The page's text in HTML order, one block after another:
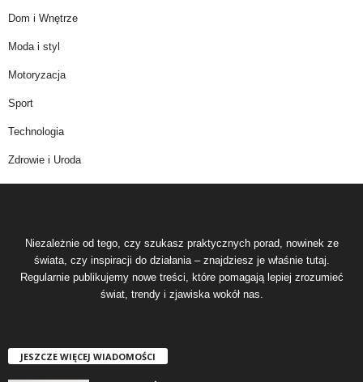
Dom i Wnętrze
Moda i styl
Motoryzacja
Sport
Technologia
Zdrowie i Uroda
Niezależnie od tego, czy szukasz praktycznych porad, nowinek ze
świata, czy inspiracji do działania – znajdziesz je właśnie tutaj.
Regularnie publikujemy nowe treści, które pomagają lepiej zrozumieć
świat, trendy i zjawiska wokół nas.
JESZCZE WIĘCEJ WIADOMOŚCI